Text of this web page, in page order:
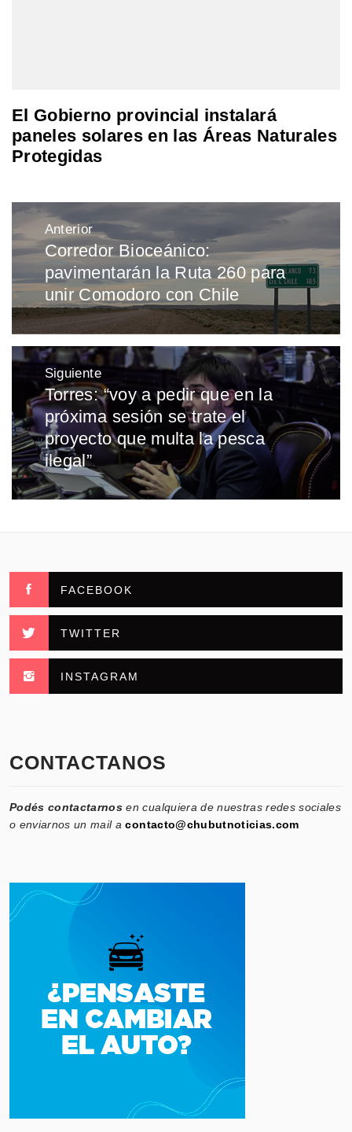
El Gobierno provincial instalará
paneles solares en las Áreas Naturales
Protegidas
Navegación
de
entradas
Anterior
Entrada
anterior:
Corredor Bioceánico:
pavimentarán la Ruta 260 para
unir Comodoro con Chile
Siguiente
Entrada
siguiente:
Torres: “voy a pedir que en la
próxima sesión se trate el
proyecto que multa la pesca
ilegal”
FACEBOOK
TWITTER
INSTAGRAM
CONTACTANOS
Podés contactarnos en cualquiera de nuestras redes sociales
o enviarnos un mail acontacto@chubutnoticias.com